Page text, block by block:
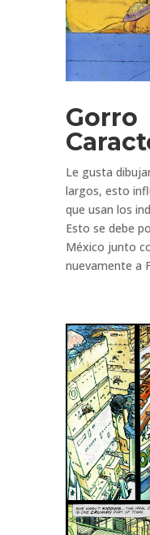
Gorro
Le gusta
largos, esto
que usan los
Esto se debe
México junto
nuevamente a